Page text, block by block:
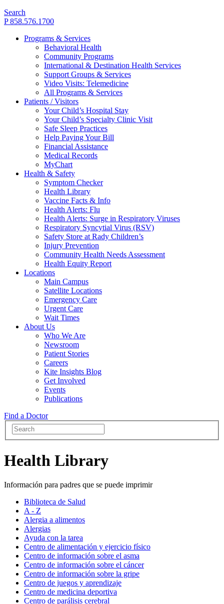
Search
P 858.576.1700
Programs & Services
Behavioral Health
Community Programs
International & Destination Health Services
Support Groups & Services
Video Visits: Telemedicine
All Programs & Services
Patients / Visitors
Your Child’s Hospital Stay
Your Child’s Specialty Clinic Visit
Safe Sleep Practices
Help Paying Your Bill
Financial Assistance
Medical Records
MyChart
Health & Safety
Symptom Checker
Health Library
Vaccine Facts & Info
Health Alerts: Flu
Health Alerts: Surge in Respiratory Viruses
Respiratory Syncytial Virus (RSV)
Safety Store at Rady Children’s
Injury Prevention
Community Health Needs Assessment
Health Equity Report
Locations
Main Campus
Satellite Locations
Emergency Care
Urgent Care
Wait Times
About Us
Who We Are
Newsroom
Patient Stories
Careers
Kite Insights Blog
Get Involved
Events
Publications
Find a Doctor
Health Library
Información para padres que se puede imprimir
Biblioteca de Salud
A - Z
Alergia a alimentos
Alergias
Ayuda con la tarea
Centro de alimentación y ejercicio físico
Centro de información sobre el asma
Centro de información sobre el cáncer
Centro de información sobre la gripe
Centro de juegos y aprendizaje
Centro de medicina deportiva
Centro de parálisis cerebral